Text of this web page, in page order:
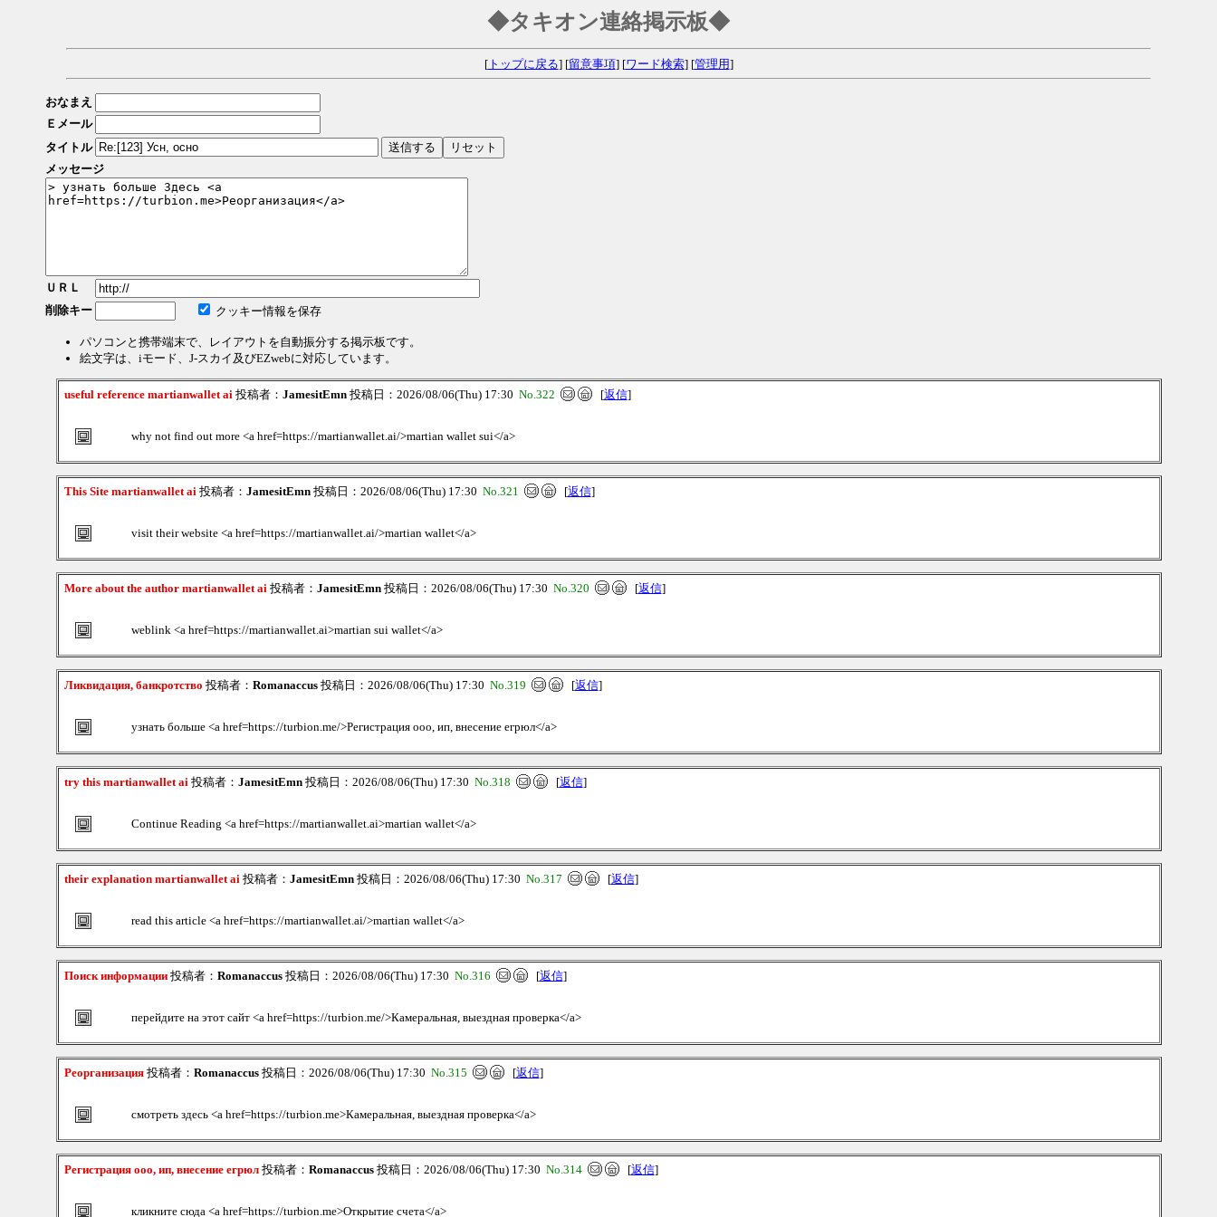
◆タキオン連絡掲示板◆
[トップに戻る] [留意事項] [ワード検索] [管理用]
おなまえ
Ｅメール
タイトル
メッセージ
ＵＲＬ
削除キー
クッキー情報を保存
パソコンと携帯端末で、レイアウトを自動振分する掲示板です。
絵文字は、iモード、J-スカイ及びEZwebに対応しています。
useful reference martianwallet ai投稿者： JamesitEmn投稿日：2026/08/06(Thu) 17:30 No.322 [返信]
why not find out more <a href=https://martianwallet.ai/>martian wallet sui</a>
This Site martianwallet ai投稿者： JamesitEmn投稿日：2026/08/06(Thu) 17:30 No.321 [返信]
visit their website <a href=https://martianwallet.ai/>martian wallet</a>
More about the author martianwallet ai投稿者： JamesitEmn投稿日：2026/08/06(Thu) 17:30 No.320 [返信]
weblink <a href=https://martianwallet.ai>martian sui wallet</a>
Ликвидация, банкротство 投稿者： Romanaccus投稿日：2026/08/06(Thu) 17:30 No.319 [返信]
узнать больше <a href=https://turbion.me/>Регистрация ооо, ип, внесение егрюл</a>
try this martianwallet ai投稿者： JamesitEmn投稿日：2026/08/06(Thu) 17:30 No.318 [返信]
Continue Reading <a href=https://martianwallet.ai>martian wallet</a>
their explanation martianwallet ai投稿者： JamesitEmn投稿日：2026/08/06(Thu) 17:30 No.317 [返信]
read this article <a href=https://martianwallet.ai/>martian wallet</a>
Поиск информации投稿者： Romanaccus投稿日：2026/08/06(Thu) 17:30 No.316 [返信]
перейдите на этот сайт <a href=https://turbion.me/>Камеральная, выездная проверка</a>
Реорганизация投稿者： Romanaccus投稿日：2026/08/06(Thu) 17:30 No.315 [返信]
смотреть здесь <a href=https://turbion.me>Камеральная, выездная проверка</a>
Регистрация ооо, ип, внесение егрюл投稿者： Romanaccus投稿日：2026/08/06(Thu) 17:30 No.314 [返信]
кликните сюда <a href=https://turbion.me>Открытие счета</a>